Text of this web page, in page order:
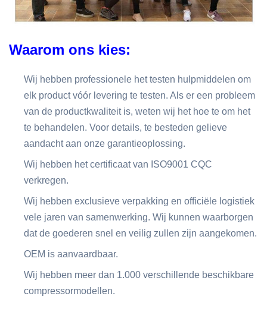
Waarom ons kies:
Wij hebben professionele het testen hulpmiddelen om
elk product vóór levering te testen. Als er een probleem
van de productkwaliteit is, weten wij het hoe te om het
te behandelen. Voor details, te besteden gelieve
aandacht aan onze garantieoplossing.
Wij hebben het certificaat van ISO9001 CQC
verkregen.
Wij hebben exclusieve verpakking en officiële logistiek
vele jaren van samenwerking. Wij kunnen waarborgen
dat de goederen snel en veilig zullen zijn aangekomen.
OEM is aanvaardbaar.
Wij hebben meer dan 1.000 verschillende beschikbare
compressormodellen.